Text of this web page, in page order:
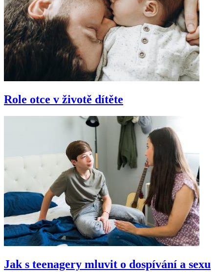
Role otce v životě dítěte
Jak s teenagery mluvit o dospívání a sexu